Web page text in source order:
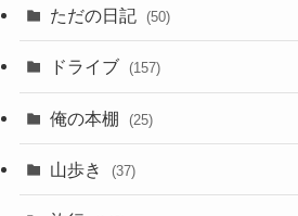
ただの日記 (50)
ドライブ (157)
俺の本棚 (25)
山歩き (37)